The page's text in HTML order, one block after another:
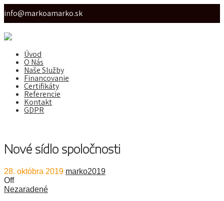
info@markoamarko.sk
Úvod
O Nás
Naše Služby
Financovanie
Certifikáty
Referencie
Kontakt
GDPR
Nové sídlo spoločnosti
28. októbra 2019 marko2019
Off
Nezaradené